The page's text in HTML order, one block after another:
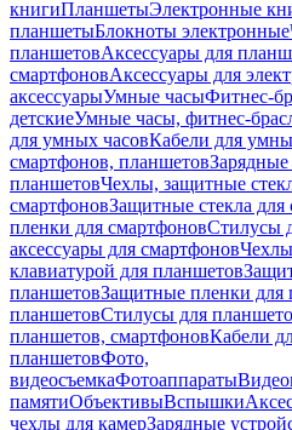
книгиПланшетыЭлектронные
планшетыБлокноты электронные
планшетовАксессуары для
смартфоновАксессуары для
аксессуарыУмные часыФитнес-
детскиеУмные часы, фитнес-
для умных часовКабели для
смартфонов, планшетовЗарядные
планшетовЧехлы, защитные
смартфоновЗащитные стекла для
пленки для смартфоновСтилусы
аксессуары для смартфонов
клавиатурой для планшетов
планшетовЗащитные пленки для
планшетовСтилусы для
планшетов, смартфоновКабели
планшетовФото,
видеосъемкаФотоаппараты
памятиОбъективыВспышки
чехлы для камерЗарядные